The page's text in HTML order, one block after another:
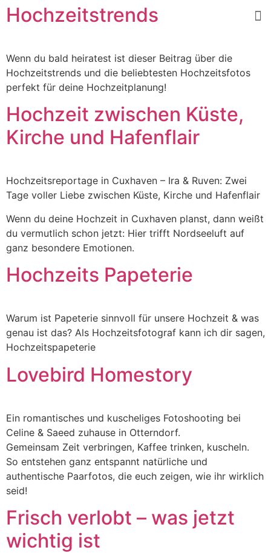
Hochzeitstrends
Wenn du bald heiratest ist dieser Beitrag über die
Hochzeitstrends und die beliebtesten Hochzeitsfotos
perfekt für deine Hochzeitplanung!
Hochzeit zwischen Küste,
Kirche und Hafenflair
Hochzeitsreportage in Cuxhaven – Ira & Ruven: Zwei
Tage voller Liebe zwischen Küste, Kirche und Hafenflair
Wenn du deine Hochzeit in Cuxhaven planst, dann weißt
du vermutlich schon jetzt: Hier trifft Nordseeluft auf
ganz besondere Emotionen.
Hochzeits Papeterie
Warum ist Papeterie sinnvoll für unsere Hochzeit & was
genau ist das? Als Hochzeitsfotograf kann ich dir sagen,
Hochzeitspapeterie
Lovebird Homestory
Ein romantisches und kuscheliges Fotoshooting bei
Celine & Saeed zuhause in Otterndorf.
Gemeinsam Zeit verbringen, Kaffee trinken, kuscheln.
So entstehen ganz entspannt natürliche und
authentische Paarfotos, die euch zeigen, wie ihr wirklich
seid!
Frisch verlobt – was jetzt
wichtig ist